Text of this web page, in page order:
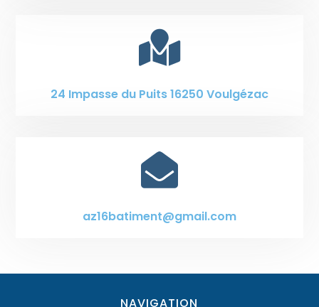

24 Impasse du Puits 16250 Voulgézac

az16batiment@gmail.com
NAVIGATION